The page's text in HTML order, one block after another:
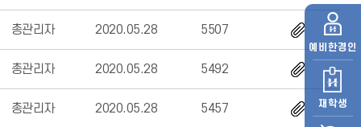
예비 한경인
재학생
총관리자 2020.05.28 5507
총관리자 2020.05.28 5492
총관리자 2020.05.28 5457